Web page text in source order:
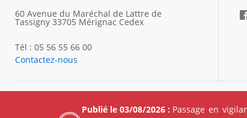
Publié le 03/08/2026 : Passage en
60 Avenue du Maréchal de Lattre de
Tassigny 33705 Mérignac Cedex
Tél : 05 56 55 66 00
Contactez-nous
Footer